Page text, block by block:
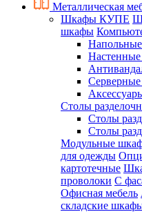
Металлическая
Шкафы КУПЕ
шкафы
Серверные
Столы
Столы
Столы
Модульные
для одежды
картотечные
проволоки С
Офисная мебель
складские